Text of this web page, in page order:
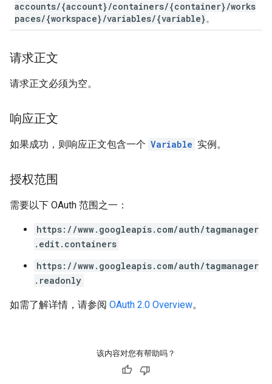
accounts/{account}/containers/{container}/works
paces/{workspace}/variables/{variable}。
请求正文
请求正文必须为空。
响应正文
如果成功，则响应正文包含一个 Variable 实例。
授权范围
需要以下 OAuth 范围之一：
https://www.googleapis.com/auth/tagmanager
.edit.containers
https://www.googleapis.com/auth/tagmanager
.readonly
如需了解详情，请参阅 OAuth 2.0 Overview。
该内容对您有帮助吗？